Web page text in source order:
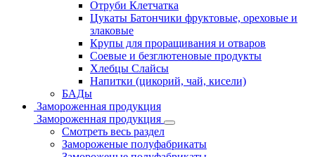
Отруби Клетчатка
Цукаты Батончики фруктовые, ореховые и
злаковые
Крупы для проращивания и отваров
Соевые и безглютеновые продукты
Хлебцы Слайсы
Напитки (цикорий, чай, кисели)
БАДы
Замороженная продукция
Замороженная продукция
Смотреть весь раздел
Замороженые полуфабрикаты